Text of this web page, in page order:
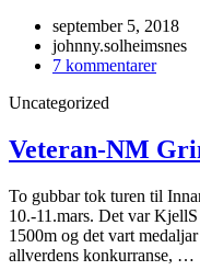
september 5, 2018
johnny.solheimsnes
7 kommentarertil
Uncategorized
Veteran-NM
To gubbar tok turen til
10.-11.mars. Det var
1500m og det vart
allverdens konkurranse, …